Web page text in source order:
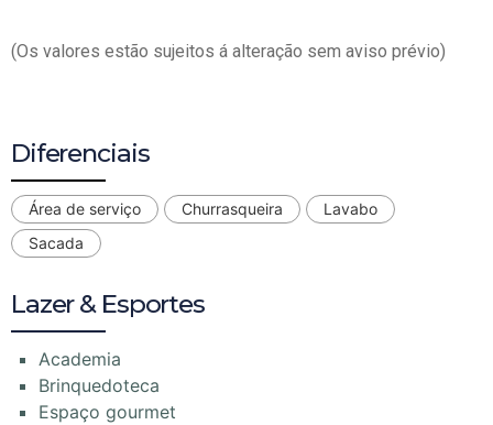
(Os valores estão sujeitos á alteração sem aviso prévio)
Diferenciais
Área de serviço Churrasqueira
Lavabo
Sacada
Lazer & Esportes
Academia
Brinquedoteca
Espaço gourmet